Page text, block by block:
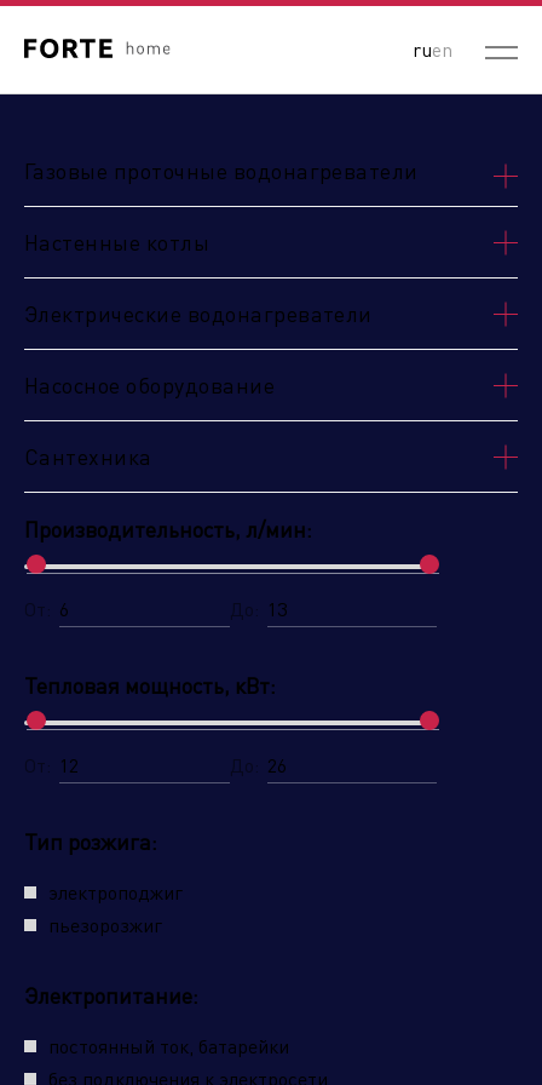
ruen
Управляющая компания
Газовые проточные водонагреватели
Настенные котлы
Электрические водонагреватели
Насосное оборудование
Сантехника
Производительность, л/мин:
От: До:
Тепловая мощность, кВт:
От: До:
Тип розжига:
электроподжиг
пьезорозжиг
Электропитание:
постоянный ток, батарейки
без подключения к электросети